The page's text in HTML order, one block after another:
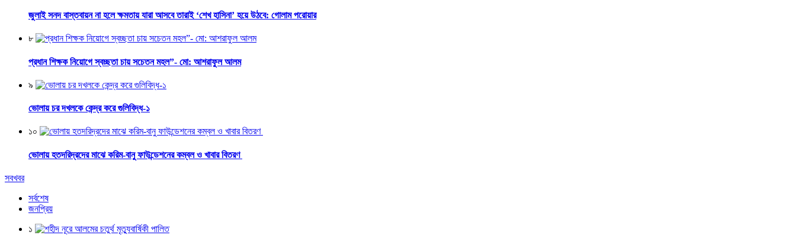
জুলাই সনদ বাস্তবায়ন না হলে ক্ষমতায় যারা আসবে তারাই ‘শেখ হাসিনা’ হয়ে উঠবে: গোলাম পরোয়ার
৮
প্রধান শিক্ষক নিয়োগে স্বচ্ছতা চায় সচেতন মহল”- মো: আশরাফুল আলম
৯
ভোলায় চর দখলকে কেন্দ্র করে গুলিবিদ্ধ-১
১০
ভোলায় হতদরিদ্রদের মাঝে করিম-বানু ফাউন্ডেশনের কম্বল ও খাবার বিতরণ
সবখবর
সর্বশেষ
জনপ্রিয়
১